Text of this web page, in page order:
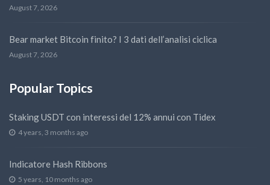
August 7, 2026
Bear market Bitcoin finito? I 3 dati dell’analisi ciclica
August 7, 2026
Popular Topics
Staking USDT con interessi del 12% annui con Tidex
4 years, 3 months ago
Indicatore Hash Ribbons
5 years, 10 months ago